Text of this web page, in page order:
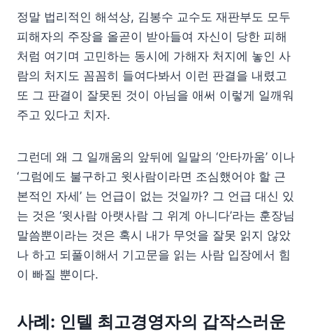
정말 법리적인 해석상, 김봉수 교수도 재판부도 모두
피해자의 주장을 올곧이 받아들여 자신이 당한 피해
처럼 여기며 고민하는 동시에 가해자 처지에 놓인 사
람의 처지도 꼼꼼히 들여다봐서 이런 판결을 내렸고
또 그 판결이 잘못된 것이 아님을 애써 이렇게 일깨워
주고 있다고 치자.
그런데 왜 그 일깨움의 앞뒤에 일말의 ‘안타까움’ 이나
‘그럼에도 불구하고 윗사람이라면 조심했어야 할 근
본적인 자세’ 는 언급이 없는 것일까? 그 언급 대신 있
는 것은 ‘윗사람 아랫사람 그 위계 아니다’라는 훈장님
말씀뿐이라는 것은 혹시 내가 무엇을 잘못 읽지 않았
나 하고 되풀이해서 기고문을 읽는 사람 입장에서 힘
이 빠질 뿐이다.
사례: 인텔 최고경영자의 갑작스러운